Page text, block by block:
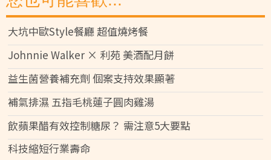
大坑中歐Style餐廳 超值燒烤餐
Johnnie Walker × 利苑 美酒配月餅
益生菌營養補充劑 個案支持效果顯著
補氣排濕 五指毛桃蓮子圓肉雞湯
飲蘋果醋有效控制糖尿？ 需注意5大要點
科技縮短行業壽命